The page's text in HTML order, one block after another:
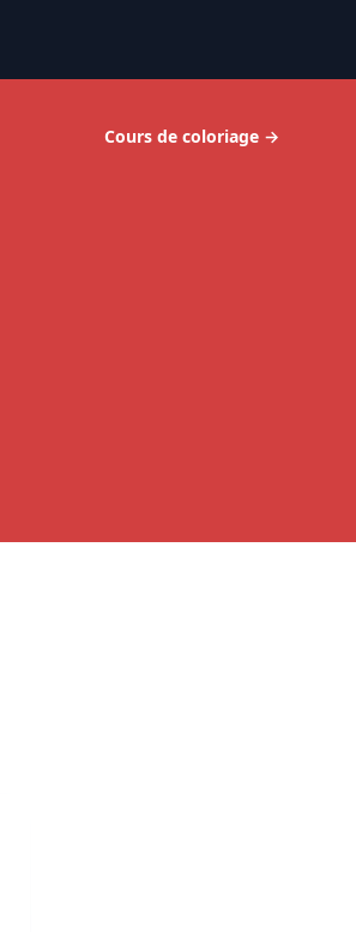
Cours de coloriage →